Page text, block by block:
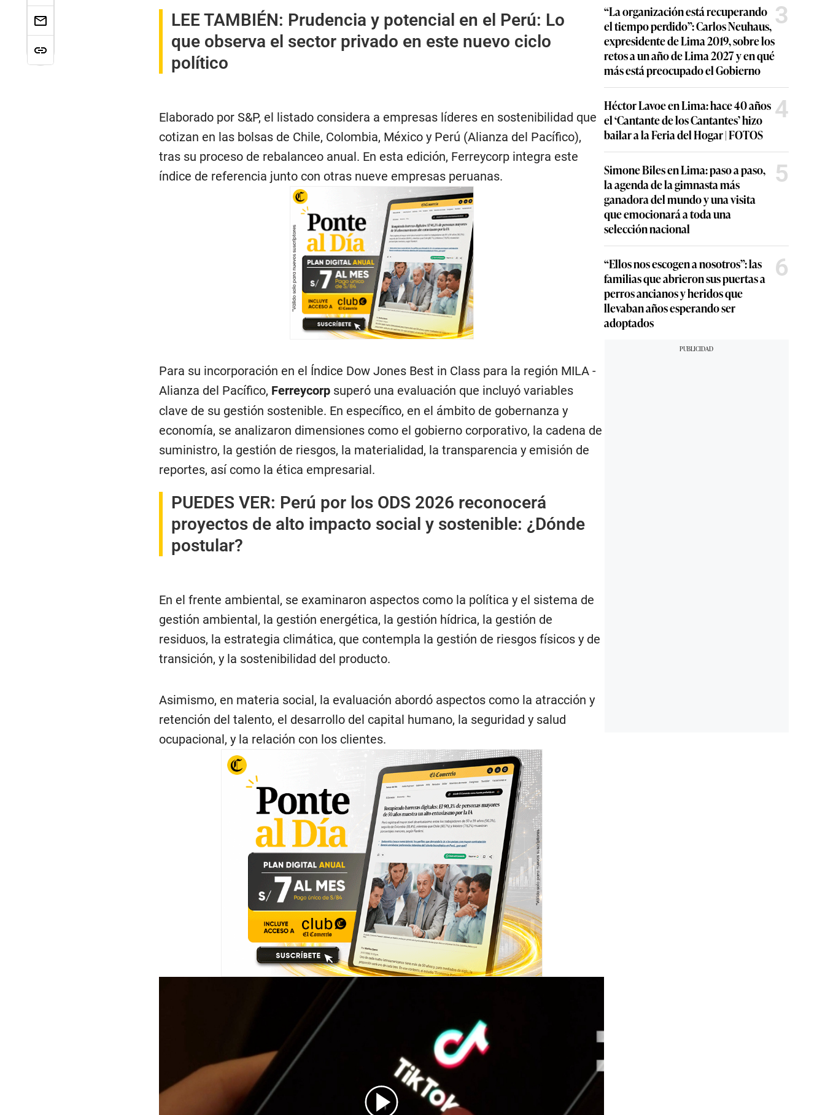
LEE TAMBIÉN: Prudencia y potencial en el Perú: Lo
que observa el sector privado en este nuevo ciclo
político
Elaborado por S&P, el listado considera a empresas líderes en sostenibilidad que
cotizan en las bolsas de Chile, Colombia, México y Perú (Alianza del Pacífico),
tras su proceso de rebalanceo anual. En esta edición, Ferreycorp integra este
índice de referencia junto con otras nueve empresas peruanas.
Para su incorporación en el Índice Dow Jones Best in Class para la región MILA -
Alianza del Pacífico, Ferreycorpsuperó una evaluación que incluyó variables
clave de su gestión sostenible. En específico, en el ámbito de gobernanza y
economía, se analizaron dimensiones como el gobierno corporativo, la cadena de
suministro, la gestión de riesgos, la materialidad, la transparencia y emisión de
reportes, así como la ética empresarial.
PUEDES VER: Perú por los ODS 2026 reconocerá
proyectos de alto impacto social y sostenible: ¿Dónde
postular?
En el frente ambiental, se examinaron aspectos como la política y el sistema de
gestión ambiental, la gestión energética, la gestión hídrica, la gestión de
residuos, la estrategia climática, que contempla la gestión de riesgos físicos y de
transición, y la sostenibilidad del producto.
Asimismo, en materia social, la evaluación abordó aspectos como la atracción y
retención del talento, el desarrollo del capital humano, la seguridad y salud
ocupacional, y la relación con los clientes.
“La organización está recuperando
el tiempo perdido”: Carlos Neuhaus,
expresidente de Lima 2019, sobre los
retos a un año de Lima 2027 y en qué
más está preocupado el Gobierno
3
Héctor Lavoe en Lima: hace 40 años
el ‘Cantante de los Cantantes’ hizo
bailar a la Feria del Hogar | FOTOS
4
Simone Biles en Lima: paso a paso,
la agenda de la gimnasta más
ganadora del mundo y una visita
que emocionará a toda una
selección nacional
5
“Ellos nos escogen a nosotros”: las
familias que abrieron sus puertas a
perros ancianos y heridos que
llevaban años esperando ser
adoptados
6